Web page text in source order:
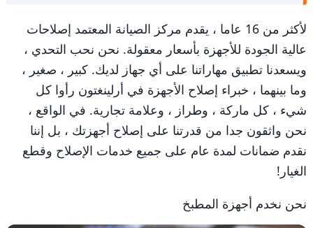
لأكثر من 16 عاما ، يقدم مركز الصيانة المعتمد إصلاحات
عالية الجودة للأجهزة بأسعار معقولة. نحن نحب التحدي ،
ويسعدنا تطبيق مهاراتنا على أي جهاز لديك. كبير ، صغير ،
وما بينهما ، خبراء إصلاح الأجهزة في أرلينغتون رأوا كل
شيء ، كل ماركة ، وطراز ، وعلامة تجارية. في الواقع ،
نحن واثقون جدا من قدرتنا على إصلاح أجهزتك ، بل إننا
نقدم ضمانات لمدة عام على جميع خدمات الإصلاح وقطع
الغيار!
نحن نخدم أجهزة المطبخ